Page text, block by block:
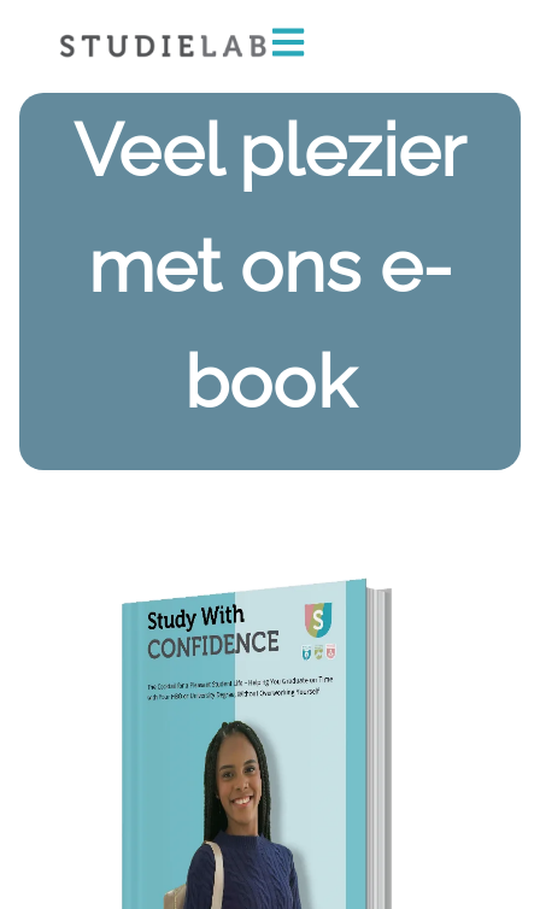
Veel plezier
met ons e-
book